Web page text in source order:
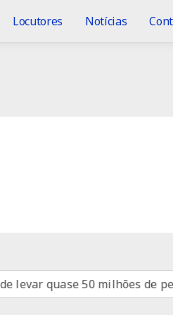
Locutores Notícias
50 milhões de pessoas à